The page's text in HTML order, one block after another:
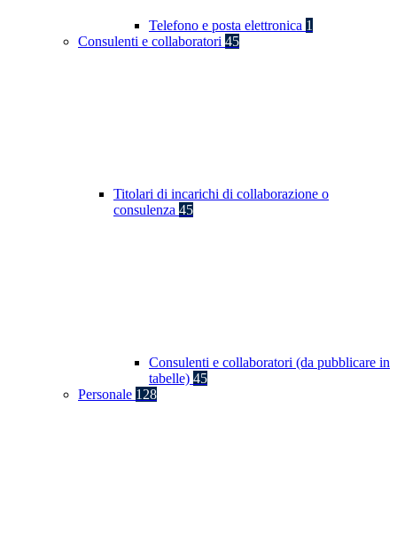
Telefono e posta elettronica 1
Consulenti e collaboratori 45
Titolari di incarichi di collaborazione o
consulenza 45
Consulenti e collaboratori (da pubblicare in
tabelle) 45
Personale 128